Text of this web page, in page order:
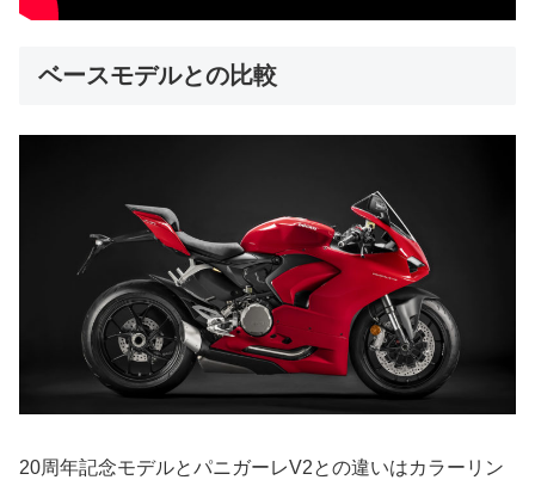
ベースモデルとの比較
20周年記念モデルとパニガーレV2との違いはカラーリン